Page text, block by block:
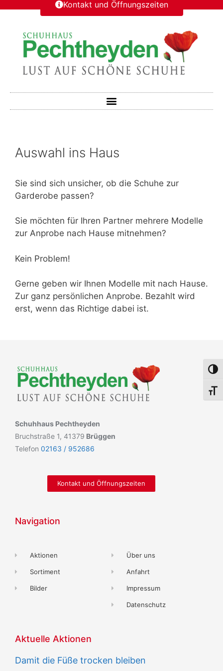
Kontakt und Öffnungszeiten
Auswahl ins Haus
Sie sind sich unsicher, ob die Schuhe zur
Garderobe passen?
Sie möchten für Ihren Partner mehrere Modelle
zur Anprobe nach Hause mitnehmen?
Kein Problem!
Gerne geben wir Ihnen Modelle mit nach Hause.
Zur ganz persönlichen Anprobe. Bezahlt wird
erst, wenn das Richtige dabei ist.
Schuhhaus Pechtheyden
Bruchstraße 1, 41379 Brüggen
Telefon 02163 / 952686
Kontakt und Öffnungszeiten
Navigation
Aktionen
Sortiment
Bilder
Über uns
Anfahrt
Impressum
Datenschutz
Aktuelle Aktionen
Damit die Füße trocken bleiben